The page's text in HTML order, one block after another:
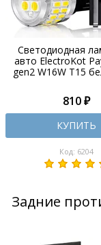
Светодиодная
авто ElectroKot
gen2 W16W T15
810 ₽
КУПИТЬ
Код: 6204
Задние